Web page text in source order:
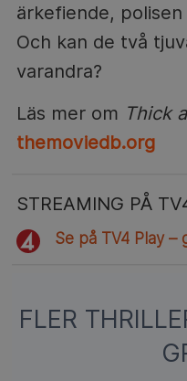
ärkefiende,
Och kan de två
varandra?
Läs mer om Thick
themoviedb.org
STREAMING PÅ
Se på TV4 Play –
FLER